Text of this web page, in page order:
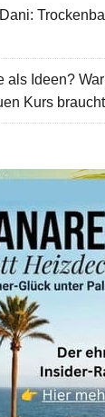
als Ideen?
Kurs